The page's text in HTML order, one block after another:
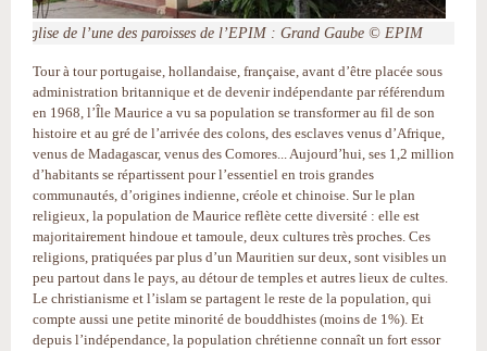
L’église de l’une des paroisses de l’EPIM : Grand Gaube © EPIM
Tour à tour portugaise, hollandaise, française, avant d’être placée sous
administration britannique et de devenir indépendante par référendum
en 1968, l’Île Maurice a vu sa population se transformer au fil de son
histoire et au gré de l’arrivée des colons, des esclaves venus d’Afrique,
venus de Madagascar, venus des Comores... Aujourd’hui, ses 1,2 million
d’habitants se répartissent pour l’essentiel en trois grandes
communautés, d’origines indienne, créole et chinoise. Sur le plan
religieux, la population de Maurice reflète cette diversité : elle est
majoritairement hindoue et tamoule, deux cultures très proches. Ces
religions, pratiquées par plus d’un Mauritien sur deux, sont visibles un
peu partout dans le pays, au détour de temples et autres lieux de cultes.
Le christianisme et l’islam se partagent le reste de la population, qui
compte aussi une petite minorité de bouddhistes (moins de 1%). Et
depuis l’indépendance, la population chrétienne connaît un fort essor